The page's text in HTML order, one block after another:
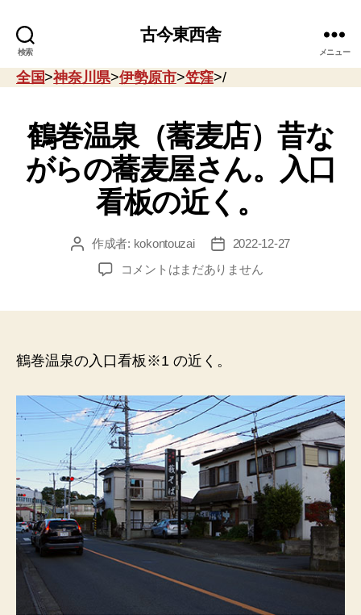
検索
古今東西舎
メニュー
全国>神奈川県>伊勢原市>笠窪>/
鶴巻温泉（蕎麦店）昔な
がらの蕎麦屋さん。入口
看板の近く。
投 作成者: kokontouzai
投
稿
日
2022-12-27
鶴
麦
昔
な
が
ら
の
蕎
麦
屋
さ
ん。
入
コメントはまだありません
鶴巻温泉の入口看板※1 の近く。